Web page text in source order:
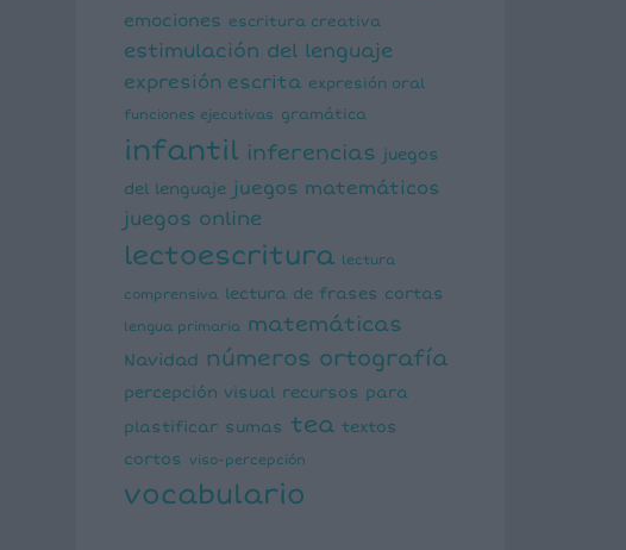
emociones escritura creativa
estimulación del lenguaje
expresión escrita expresión oral
funciones ejecutivas gramática
infantil inferencias juegos
del lenguaje juegos matemáticos
juegos online
lectoescritura lectura
comprensiva lectura de frases cortas
lengua primaria matemáticas
Navidad números ortografía
percepción visual recursos para
plastificar sumas tea textos
cortos
viso-percepción
vocabulario